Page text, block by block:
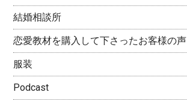
結婚相談所
恋愛教材を購入して下さったお客様の声
服装
Podcast